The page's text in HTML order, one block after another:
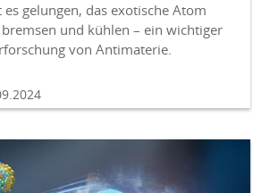
es gelungen, das exotische Atom
und kühlen – ein wichtiger
von Antimaterie.